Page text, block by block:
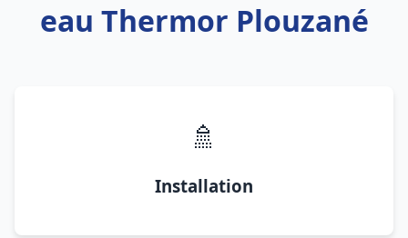
eau Thermor Plouzané
🚿
Installation